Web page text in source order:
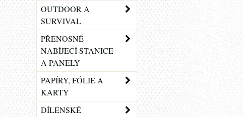
OUTDOOR A
SURVIVAL
PŘENOSNÉ
NABÍJECÍ STANICE
A PANELY
PAPÍRY, FÓLIE A
KARTY
DÍLENSKÉ